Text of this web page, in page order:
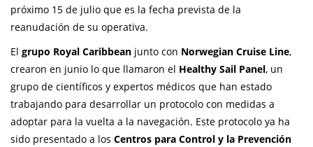
próximo 15 de julio que es la fecha prevista de la
reanudación de su operativa.
El grupo Royal Caribbean junto con Norwegian Cruise Line,
crearon en junio lo que llamaron el Healthy Sail Panel, un
grupo de científicos y expertos médicos que han estado
trabajando para desarrollar un protocolo con medidas a
adoptar para la vuelta a la navegación. Este protocolo ya ha
sido presentado a los Centros para Control y la Prevención